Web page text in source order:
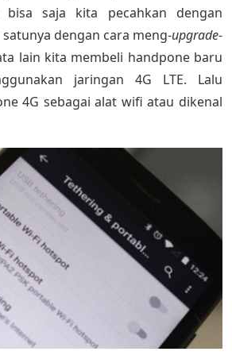
bisa saja kita pecahkan dengan
dengan cara meng-upgrade-
lain kita membeli handpone baru
jaringan 4G LTE. Lalu
4G sebagai alat wifi atau dikenal